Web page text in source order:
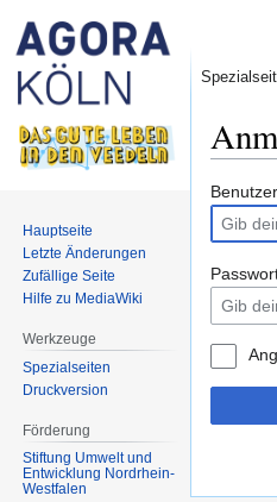
Zur
springen
Zur
Suche
springen
Hauptseite
Letzte Änderungen
Zufällige Seite
Hilfe zu MediaWiki
Werkzeuge
Spezialseiten
Druckversion
Förderung
Stiftung Umwelt und
Entwicklung Nordrhein-
Westfalen